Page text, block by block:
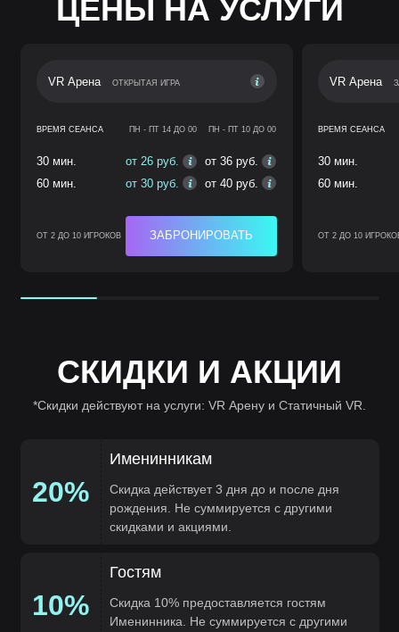
ЦЕНЫ НА УСЛУГИ
VR Арена ОТКРЫТАЯ ИГРА
ВРЕМЯ СЕАНСА ПН - ПТ 14 ДО 00 ПН - ПТ 10 ДО 00
30 мин. от 26 руб.
от 36 руб.
60 мин.
от 30 руб. от 40 руб.
ОТ 2 ДО 10 ИГРОКОВ ЗАБРОНИРОВАТЬ
VR Арена
ВРЕМЯ СЕАНСА
30 мин.
60 мин.
ОТ 2 ДО 10
СКИДКИ И АКЦИИ
*Cкидки действуют на услуги: VR Арену и Статичный VR.
20%
Именинникам
Скидка действует 3 дня до и после дня
рождения. Не суммируется с другими
скидками и акциями.
10%
Гостям
Скидка 10% предоставляется гостям
Именинника. Не суммируется с другими